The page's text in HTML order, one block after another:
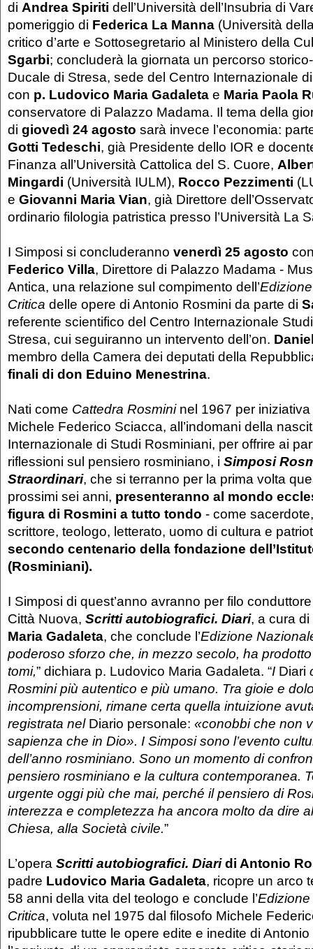
di Andrea Spiriti dell’Università dell’Insubria di
pomeriggio di Federica La Manna (Università
critico d’arte e Sottosegretario al Ministero della
Sgarbi; concluderà la giornata un percorso
Ducale di Stresa, sede del Centro Internazionale
con p. Ludovico Maria Gadaleta e Maria Paola
conservatore di Palazzo Madama. Il tema della
di giovedì 24 agosto sarà invece l’economia:
Gotti Tedeschi, già Presidente dello IOR e
Finanza all’Università Cattolica del S. Cuore,
Mingardi (Università IULM), Rocco Pezzimenti
e Giovanni Maria Vian, già Direttore
ordinario filologia patristica presso l’Università La
I Simposi si concluderanno venerdì 25 agosto
Federico Villa, Direttore di Palazzo Madama -
Antica, una relazione sul compimento dell’
Critica delle opere di Antonio Rosmini da parte di
referente scientifico del Centro Internazionale
Stresa, cui seguiranno un intervento dell’on.
membro della Camera dei deputati della
finali di don Eduino Menestrina.
Nati come Cattedra Rosmini nel 1967 per
Michele Federico Sciacca, all’indomani della
Internazionale di Studi Rosminiani, per offrire ai
riflessioni sul pensiero rosminiano, i Simposi
Straordinari, che si terranno per la prima volta
prossimi sei anni, presenteranno al mondo
figura di Rosmini a tutto tondo - come
scrittore, teologo, letterato, uomo di cultura e
secondo centenario della fondazione
(Rosminiani).
I Simposi di quest’anno avranno per filo
Città Nuova, Scritti autobiografici. Diari, a cura di
Maria Gadaleta, che conclude l’Edizione
poderoso sforzo che, in mezzo secolo, ha
tomi,” dichiara p. Ludovico Maria Gadaleta. “I Diari
Rosmini più autentico e più umano. Tra gioie e
incomprensioni, rimane certa quella intuizione
registrata nel Diario personale: «conobbi che non
sapienza che in Dio». I Simposi sono l’evento
dell’anno rosminiano. Sono un momento di
pensiero rosminiano e la cultura contemporanea.
urgente oggi più che mai, perché il pensiero di
interezza e completezza ha ancora molto da dire
Chiesa, alla Società civile.”
L’opera Scritti autobiografici. Diaridi Antonio
padre Ludovico Maria Gadaleta, ricopre un arco
58 anni della vita del teologo e conclude l’
Critica, voluta nel 1975 dal filosofo Michele
ripubblicare tutte le opere edite e inedite di